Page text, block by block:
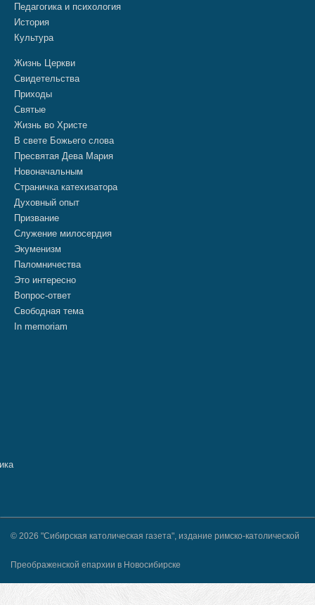
Педагогика и психология
История
Культура
Жизнь Церкви
Свидетельства
Приходы
Святые
Жизнь во Христе
В свете Божьего слова
Пресвятая Дева Мария
Новоначальным
Страничка катехизатора
Духовный опыт
Призвание
Служение милосердия
Экуменизм
Паломничества
Это интересно
Вопрос-ответ
Свободная тема
In memoriam
© 2026 "Сибирская католическая газета", издание римско-католической
Преображенской епархии в Новосибирске